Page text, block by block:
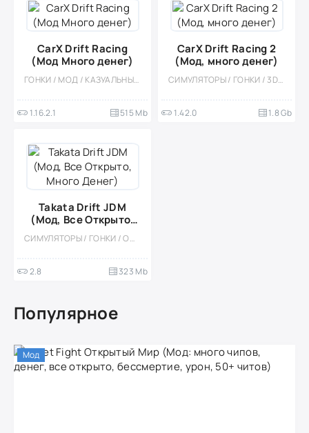
CarX Drift Racing
(Мод Много денег)
ГОНКИ / МОД / КАЗУАЛЬНЫЕ / МНОГОПОЛЬЗОВАТЕЛЬСКАЯ / СОРЕВНОВАТЕЛЬНАЯ / ОДНОПОЛЬЗОВАТЕЛЬСКИЕ / РЕАЛИЗМ / ОФЛАЙН / БОЛЬШАЯ / ВСТРОЕННЫЙ КЕШ / 3D
1.16.2.1 515 Mb
CarX Drift Racing 2
(Мод, много денег)
СИМУЛЯТОРЫ / ГОНКИ / 3D / ЭКСТРЕМАЛЬНАЯ ЕЗДА / МНОГОПОЛЬЗОВАТЕЛЬСКАЯ / СОРЕВНОВАТЕЛЬНАЯ / ОДНОПОЛЬЗОВАТЕЛЬСКИЕ / РЕАЛИЗМ / ДРИФТ / БОЛЬШАЯ / ВСТРОЕННЫЙ КЕШ
1.42.0 1.8 Gb
Takata Drift JDM
(Мод, Все Открыто,
Много Денег)
СИМУЛЯТОРЫ / ГОНКИ / ОДНОПОЛЬЗОВАТЕЛЬСКИЕ / ВСТРОЕННЫЙ КЕШ / ДРИФТ / 3D / МОД
2.8 323 Mb
Популярное
Мод